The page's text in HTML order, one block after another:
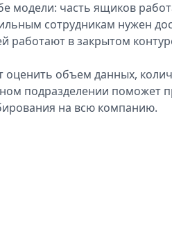
модели: часть ящиков
сотрудникам нужен
в закрытом
объем данных,
подразделении поможет
на всю компанию.